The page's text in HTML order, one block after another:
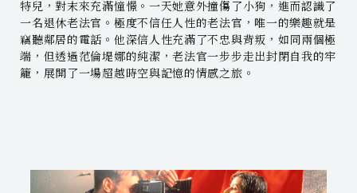
特兒，對末來充滿憧憬。一天她意外撞傷了小狗，進而認識了
一名退休老法官。極度不信任人性的老法官，唯一的樂趣就是
竊聽鄰居的電話。他深信人性充滿了不忠與背叛，如同兩個極
端，但透過范倫堤娜的純潔，老法官一步步走出封閉自我的牢
籠，展開了一場超越時空與記憶的情感之旅。